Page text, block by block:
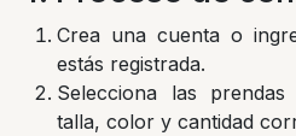
Crea una cuenta o
estás registrada.
Selecciona las
talla, color y cantidad